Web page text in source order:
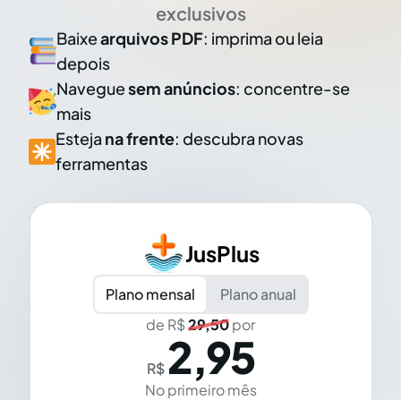
exclusivos
Baixearquivos PDF: imprima ou leia
depois
Naveguesem anúncios: concentre-se
mais
Esteja na frente: descubra novas
ferramentas
JusPlus
Plano mensal
Plano anual
de R$29,50por
R$ 2,95
No primeiro mês